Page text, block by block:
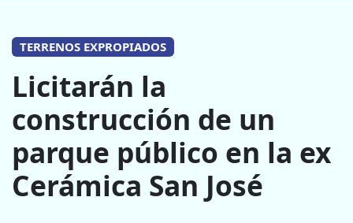
TERRENOS EXPROPIADOS
Licitarán la
construcción de un
parque público en la ex
Cerámica San José